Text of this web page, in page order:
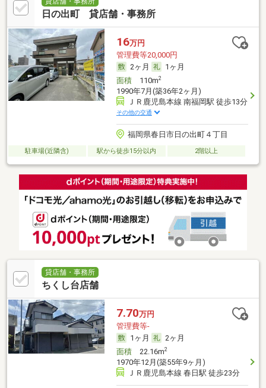
日の出町 貸店舗・事務所
16万円
管理費等20,000円
2ヶ月
1ヶ月
面積110m2
1990年7月(築36年2ヶ月)
ＪＲ鹿児島本線 南福岡駅 徒歩13分
その他の交通
福岡県春日市日の出町４丁目
駐車場(近隣含) 駅から徒歩15分以内 2階以上
貸店舗・事務所
ちくし台店舗
7.70万円
管理費等-
1ヶ月
2ヶ月
面積22.16m2
1970年12月(築55年9ヶ月)
ＪＲ鹿児島本線 春日駅 徒歩23分